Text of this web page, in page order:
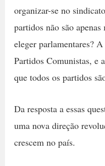
organizar-se no
partidos não são
eleger parlamentares?
Partidos Comunistas, e
que todos os partidos
Da resposta a essas
uma nova direção
crescem no país.